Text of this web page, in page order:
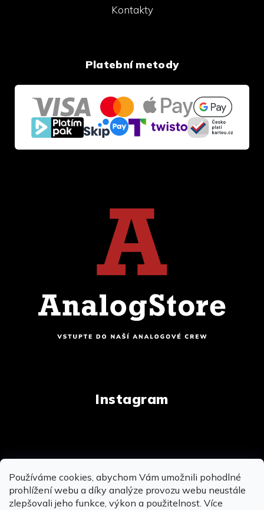
Používáme cookies, abychom Vám umožnili pohodlné
prohlížení webu a díky analýze provozu webu neustále
zlepšovali jeho funkce, výkon a použitelnost. Více
Kontakty
Platební metody
Instagram
vyhrazena.Upravit nastavení cookies